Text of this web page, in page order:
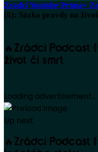
ZrádciYoutube Prima+
(6): Sázka pravdy na
🔥Zrádci Podcast
život či smrt
Loading advertisement...
Up next
🔥Zrádci Podcast